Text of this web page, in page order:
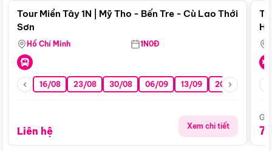
Tour Miền Tây 1N | Mỹ Tho - Bến Tre - Cù Lao Thới
Sơn
Hồ Chí Minh 1N0Đ
16/08 23/08 30/08 06/09 13/09 20/09 27/09
Liên hệ Xem chi tiết